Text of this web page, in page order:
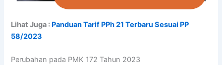
Lihat Juga : Panduan Tarif PPh 21 Terbaru Sesuai PP
58/2023
Perubahan pada PMK 172 Tahun 2023